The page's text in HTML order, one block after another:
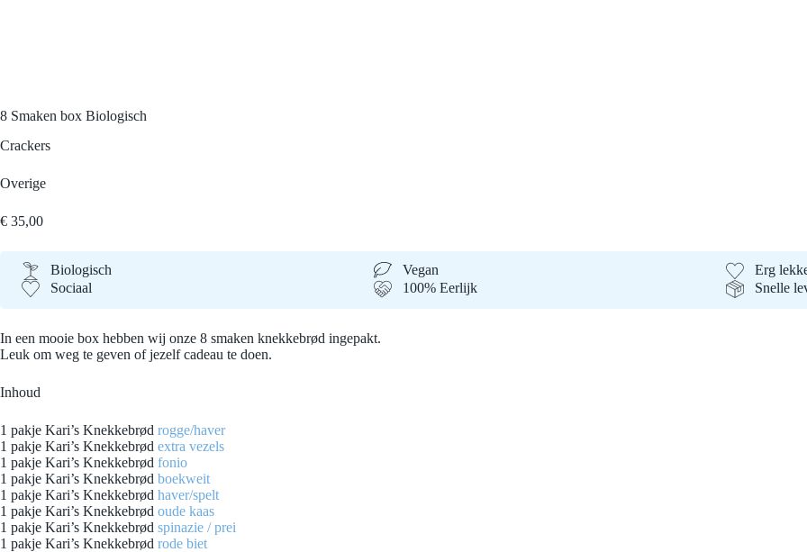
8 Smaken box Biologisch
Crackers
Overige
€ 35,00
Biologisch Vegan
Erg
Sociaal
100% Eerlijk Snelle
In een mooie box hebben wij onze 8 smaken knekkebrød ingepakt.
Leuk om weg te geven of jezelf cadeau te doen.
Inhoud
1 pakje Kari’s Knekkebrød rogge/haver
1 pakje Kari’s Knekkebrød extra vezels
1 pakje Kari’s Knekkebrød fonio
1 pakje Kari’s Knekkebrød boekweit
1 pakje Kari’s Knekkebrød haver/spelt
1 pakje Kari’s Knekkebrød oude kaas
1 pakje Kari’s Knekkebrød spinazie / prei
1 pakje Kari’s Knekkebrød rode biet